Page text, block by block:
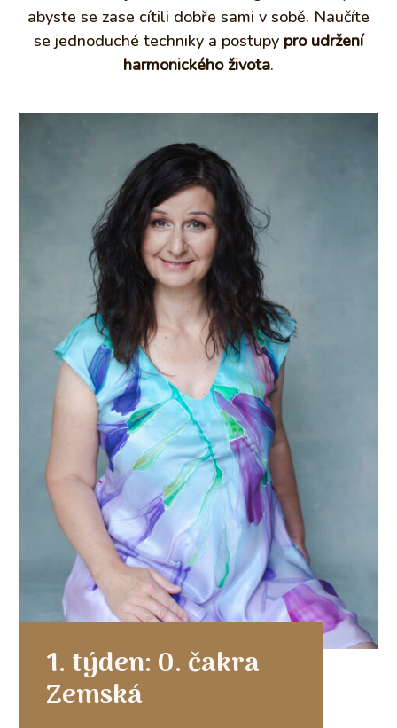
abyste se zase cítili dobře sami v sobě. Naučíte
se jednoduché techniky a postupy pro udržení
harmonického života.
1. týden: 0. čakra
Zemská